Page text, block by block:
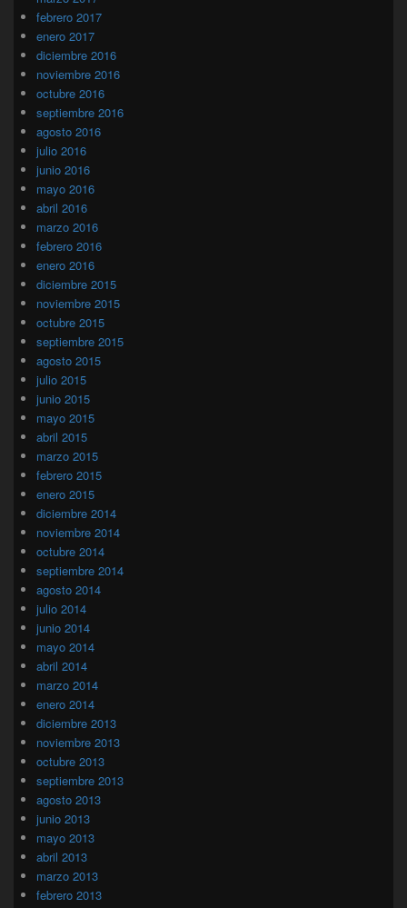
febrero 2017
enero 2017
diciembre 2016
noviembre 2016
octubre 2016
septiembre 2016
agosto 2016
julio 2016
junio 2016
mayo 2016
abril 2016
marzo 2016
febrero 2016
enero 2016
diciembre 2015
noviembre 2015
octubre 2015
septiembre 2015
agosto 2015
julio 2015
junio 2015
mayo 2015
abril 2015
marzo 2015
febrero 2015
enero 2015
diciembre 2014
noviembre 2014
octubre 2014
septiembre 2014
agosto 2014
julio 2014
junio 2014
mayo 2014
abril 2014
marzo 2014
enero 2014
diciembre 2013
noviembre 2013
octubre 2013
septiembre 2013
agosto 2013
junio 2013
mayo 2013
abril 2013
marzo 2013
febrero 2013